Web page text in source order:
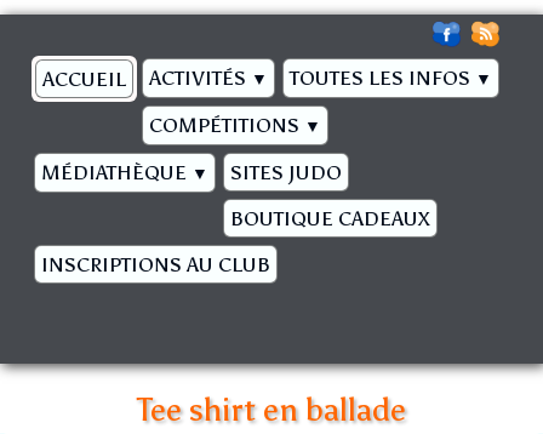
ACCUEIL ACTIVITÉS ▼ TOUTES LES INFOS ▼
COMPÉTITIONS ▼
MÉDIATHÈQUE ▼
SITES JUDO
BOUTIQUE CADEAUX
INSCRIPTIONS AU CLUB
Tee shirt en ballade